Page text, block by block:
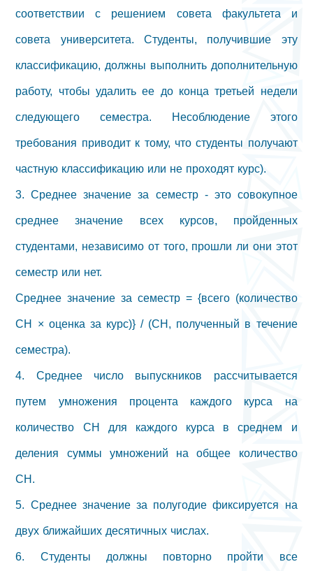
соответствии с решением совета факультета и
совета университета. Студенты, получившие эту
классификацию, должны выполнить дополнительную
работу, чтобы удалить ее до конца третьей недели
следующего семестра. Несоблюдение этого
требования приводит к тому, что студенты получают
частную классификацию или не проходят курс).
3. Среднее значение за семестр - это совокупное
среднее значение всех курсов, пройденных
студентами, независимо от того, прошли ли они этот
семестр или нет.
Среднее значение за семестр = {всего (количество
CH × оценка за курс)} / (CH, полученный в течение
семестра).
4. Среднее число выпускников рассчитывается
путем умножения процента каждого курса на
количество CH для каждого курса в среднем и
деления суммы умножений на общее количество
CH.
5. Среднее значение за полугодие фиксируется на
двух ближайших десятичных числах.
6. Студенты должны повторно пройти все